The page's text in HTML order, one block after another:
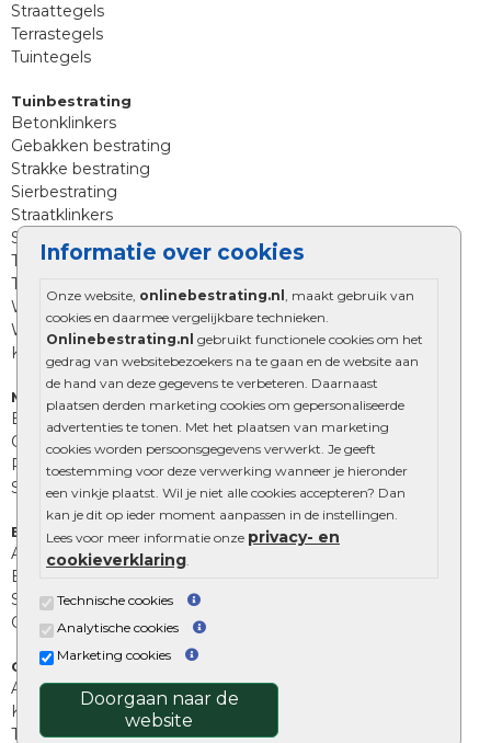
Informatie over cookies
Onze website, onlinebestrating.nl , maakt gebruik van
cookies en daarmee vergelijkbare technieken.
Onlinebestrating.nl gebruikt functionele cookies om het
gedrag van websitebezoekers na te gaan en de website aan
de hand van deze gegevens te verbeteren. Daarnaast
plaatsen derden marketing cookies om gepersonaliseerde
advertenties te tonen. Met het plaatsen van marketing
cookies worden persoonsgegevens verwerkt. Je geeft
toestemming voor deze verwerking wanneer je hieronder
een vinkje plaatst. Wil je niet alle cookies accepteren? Dan
kan je dit op ieder moment aanpassen in de instellingen.
Lees voor meer informatie onze privacy- en
cookieverklaring.
Technische cookies
Analytische cookies
Marketing cookies
Doorgaan naar de
website
Straattegels
Terrastegels
Tuintegels
Tuinbestrating
Betonklinkers
Gebakken bestrating
Strakke bestrating
Sierbestrating
Straatklinkers
Straatstenen
Trommelstenen
Tuinstenen
Waalformaat
Wildverband bestrating
Kingstones
Muurelementen
Betonbielzen
Opsluitbanden
Palissades
Stapelblokken
Extra benodigdheden
Afwatering en diversen
Beplantings en betonelementen
Split, grind en zand
Oprit tegels
Overig
Aanbiedingen
Kunstgras
Tuintegels outlet